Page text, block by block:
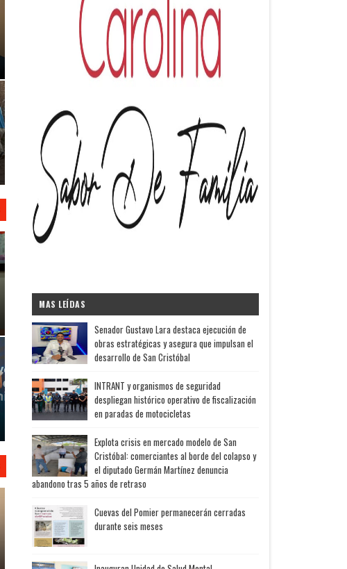
MAS LEÍDAS
Senador Gustavo Lara destaca ejecución de
obras estratégicas y asegura que impulsan el
desarrollo de San Cristóbal
INTRANT y organismos de seguridad
despliegan histórico operativo de fiscalización
en paradas de motocicletas
Explota crisis en mercado modelo de San
Cristóbal: comerciantes al borde del colapso y
el diputado Germán Martínez denuncia
abandono tras 5 años de retraso
Cuevas del Pomier permanecerán cerradas
durante seis meses